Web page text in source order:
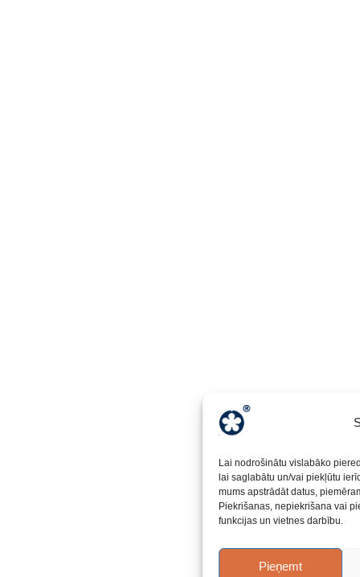
Lai nodrošinātu vislabāko
lai saglabātu un/vai piekļūtu
mums apstrādāt datus,
Piekrišanas, nepiekrišana vai
funkcijas un vietnes darbību.
Pieņemt